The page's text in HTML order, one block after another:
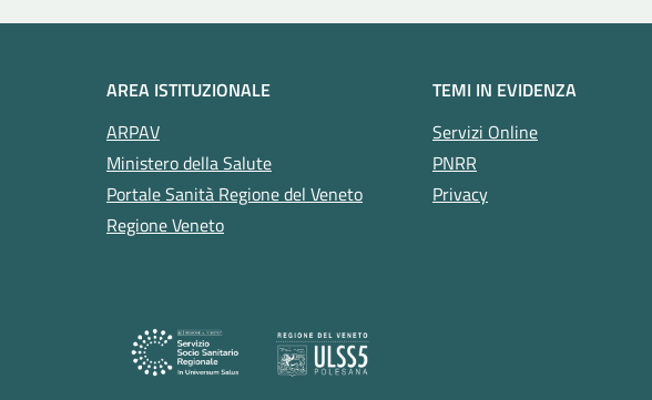
AREA ISTITUZIONALE
ARPAV
Ministero della Salute
Portale Sanità Regione del Veneto
Regione Veneto
TEMI IN EVIDENZA
Servizi Online
PNRR
Privacy